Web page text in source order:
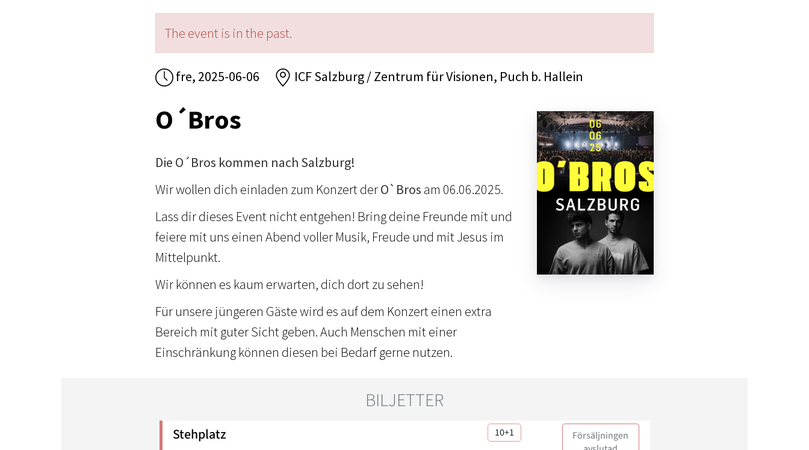
The event is in the past.
fre, 2025-06-06 ICF Salzburg / Zentrum für Visionen, Puch b. Hallein
O´Bros
Die O´Bros kommen nach Salzburg!
Wir wollen dich einladen zum Konzert derO`Bros am 06.06.2025.
Lass dir dieses Event nicht entgehen! Bring deine Freunde mit und
feiere mit uns einen Abend voller Musik, Freude und mit Jesus im
Mittelpunkt.
Wir können es kaum erwarten, dich dort zu sehen!
Für unsere jüngeren Gäste wird es auf dem Konzert einen extra
Bereich mit guter Sicht geben. Auch Menschen mit einer
Einschränkung können diesen bei Bedarf gerne nutzen.